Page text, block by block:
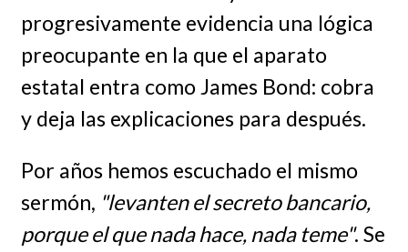
progresivamente evidencia una lógica
preocupante en la que el aparato
estatal entra como James Bond: cobra
y deja las explicaciones para después.
Por años hemos escuchado el mismo
sermón, "levanten el secreto bancario,
porque el que nada hace, nada teme". Se